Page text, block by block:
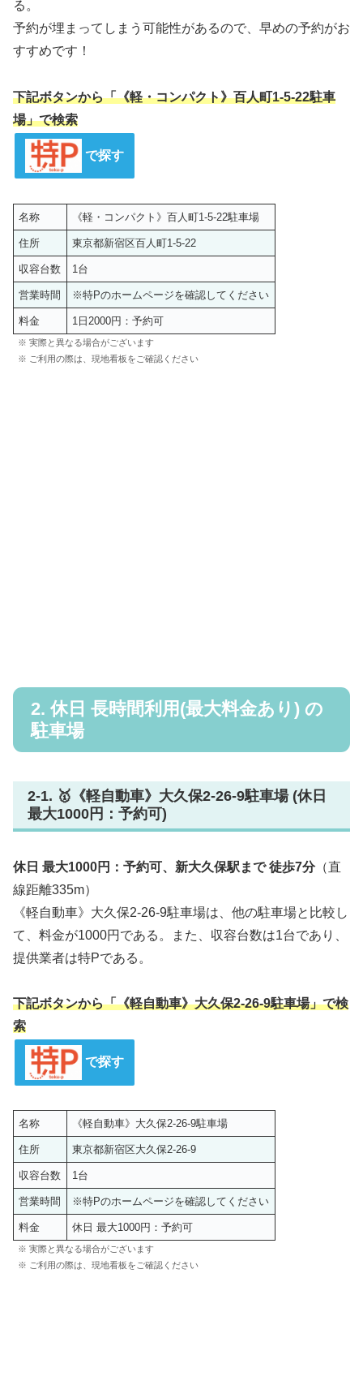
る。
予約が埋まってしまう可能性があるので、早めの予約がお
すすめです！
下記ボタンから「《軽・コンパクト》百人町1-5-22駐車
場」で検索
で探す
名称 《軽・コンパクト》百人町1-5-22駐車場
住所 東京都新宿区百人町1-5-22
収容台数 1台
営業時間 ※特Pのホームページを確認してください
料金 1日2000円：予約可
※ 実際と異なる場合がございます
※ ご利用の際は、現地看板をご確認ください
2. 休日 長時間利用(最大料金あり) の
駐車場
2-1. 🥇《軽自動車》大久保2-26-9駐車場 (休日
最大1000円：予約可)
休日 最大1000円：予約可、新大久保駅まで 徒歩7分（直
線距離335m）
《軽自動車》大久保2-26-9駐車場は、他の駐車場と比較し
て、料金が1000円である。また、収容台数は1台であり、
提供業者は特Pである。
下記ボタンから「《軽自動車》大久保2-26-9駐車場」で検
索
で探す
名称 《軽自動車》大久保2-26-9駐車場
住所 東京都新宿区大久保2-26-9
収容台数 1台
営業時間 ※特Pのホームページを確認してください
料金 休日 最大1000円：予約可
※ 実際と異なる場合がございます
※ ご利用の際は、現地看板をご確認ください